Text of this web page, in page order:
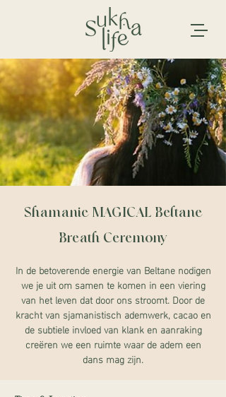
Shamanic MAGICAL Beltane
Breath Ceremony
In de betoverende energie van Beltane nodigen
we je uit om samen te komen in een viering
van het leven dat door ons stroomt. Door de
kracht van sjamanistisch ademwerk, cacao en
de subtiele invloed van klank en aanraking
creëren we een ruimte waar de adem een
dans mag zijn.